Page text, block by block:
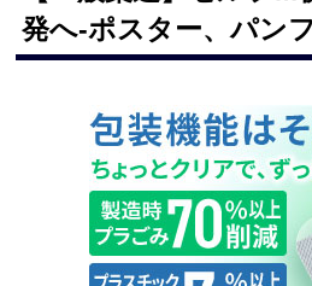
発へ‐ポスター、パン